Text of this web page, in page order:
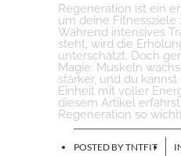
Regeneration ist ein
um deine Fitnessziele
Während intensives
steht, wird die
unterschätzt. Doch
Magie: Muskeln
stärker, und du
Einheit mit voller
diesem Artikel
Regeneration so
POSTED BYTNTFIT